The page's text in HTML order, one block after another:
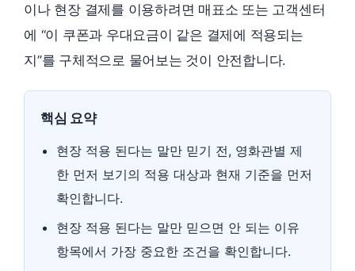
이나 현장 결제를 이용하려면 매표소 또는 고객센터
에 “이 쿠폰과 우대요금이 같은 결제에 적용되는
지”를 구체적으로 물어보는 것이 안전합니다.
핵심 요약
현장 적용 된다는 말만 믿기 전, 영화관별 제
한 먼저 보기의 적용 대상과 현재 기준을 먼저
확인합니다.
현장 적용 된다는 말만 믿으면 안 되는 이유
항목에서 가장 중요한 조건을 확인합니다.